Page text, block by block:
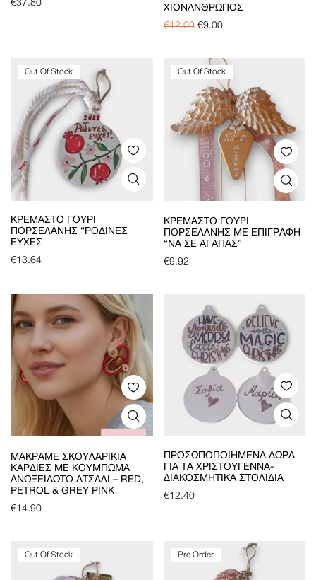
€37.80
ΧΙΟΝΆΝΘΡΩΠΟΣ
€12.00 €9.00
Out Of Stock
ΚΡΕΜΑΣΤΌ ΓΟΎΡΙ
ΠΟΡΣΕΛΆΝΗΣ “ΡΟΔΙΝΕΣ
ΕΥΧΈΣ
€13.64
Out Of Stock
ΚΡΕΜΑΣΤΌ ΓΟΎΡΙ
ΠΟΡΣΕΛΆΝΗΣ ΜΕ ΕΠΙΓΡΑΦΉ
“ΝΑ ΣΕ ΑΓΑΠΆΣ”
€9.92
ΜΑΚΡΑΜΈ ΣΚΟΥΛΑΡΊΚΙΑ
ΚΑΡΔΙΈΣ ΜΕ ΚΟΎΜΠΩΜΑ
ΑΝΟΞΕΊΔΩΤΟ ΑΤΣΆΛΙ – RED,
PETROL & GREY PINK
€14.90
ΠΡΟΣΩΠΟΠΟΙΗΜΈΝΑ ΔΏΡΑ
ΓΙΑ ΤΑ ΧΡΙΣΤΟΎΓΕΝΝΑ-
ΔΙΑΚΟΣΜΗΤΙΚΆ ΣΤΟΛΊΔΙΑ
€12.40
Out Of Stock Pre Order